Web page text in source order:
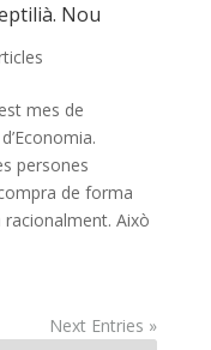
Nou
mes de
persones
de forma
Això
Next Entries »